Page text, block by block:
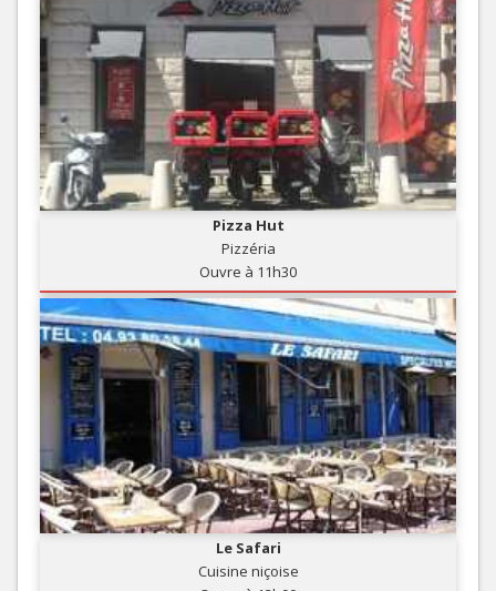
Pizza Hut
Pizzéria
Ouvre à 11h30
Le Safari
Cuisine niçoise